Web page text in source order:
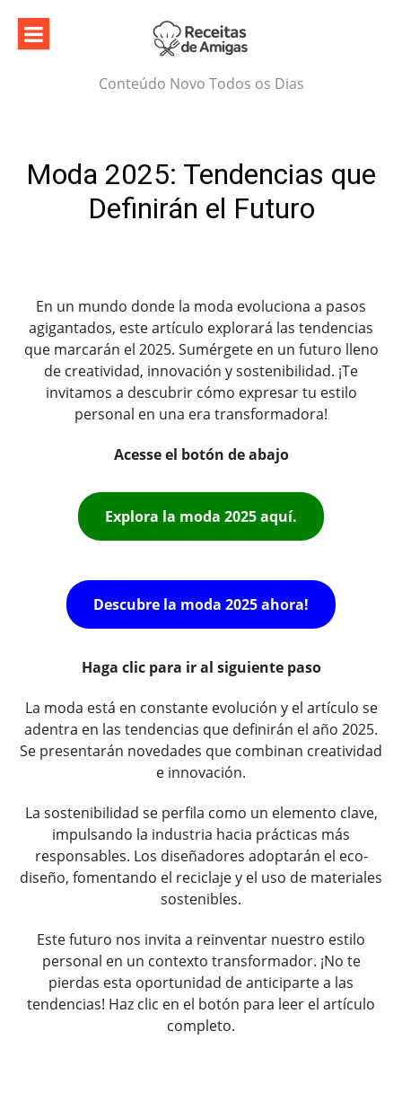
content
Conteúdo Novo Todos os Dias
Moda 2025: Tendencias que
Definirán el Futuro
En un mundo donde la moda evoluciona a pasos
agigantados, este artículo explorará las tendencias
que marcarán el 2025. Sumérgete en un futuro lleno
de creatividad, innovación y sostenibilidad. ¡Te
invitamos a descubrir cómo expresar tu estilo
personal en una era transformadora!
Acesse el botón de abajo
Explora la moda 2025 aquí.
Descubre la moda 2025 ahora!
Haga clic para ir al siguiente paso
La moda está en constante evolución y el artículo se
adentra en las tendencias que definirán el año 2025.
Se presentarán novedades que combinan creatividad
e innovación.
La sostenibilidad se perfila como un elemento clave,
impulsando la industria hacia prácticas más
responsables. Los diseñadores adoptarán el eco-
diseño, fomentando el reciclaje y el uso de materiales
sostenibles.
Este futuro nos invita a reinventar nuestro estilo
personal en un contexto transformador. ¡No te
pierdas esta oportunidad de anticiparte a las
tendencias! Haz clic en el botón para leer el artículo
completo.